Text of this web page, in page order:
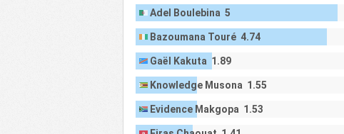
Adel Boulebina 5
Bazoumana Touré 4.74
Gaël Kakuta 1.89
Knowledge Musona 1.55
Evidence Makgopa 1.53